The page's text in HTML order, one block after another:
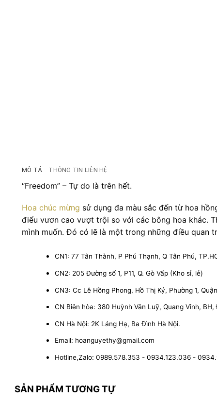
MÔ TẢ THÔNG TIN LIÊN HỆ
“Freedom” – Tự do là trên hết.
Hoa chúc mừng sử dụng đa màu sắc đến từ hoa
điểu vươn cao vượt trội so với các bông hoa khác.
mình muốn. Đó có lẽ là một trong những điều quan
CN1: 77 Tân Thành, P Phú Thạnh, Q Tân Phú,
CN2: 205 Đường số 1, P11, Q. Gò Vấp (Kho sỉ, lẻ)
CN3: Cc Lê Hồng Phong, Hồ Thị Kỷ, Phường 1,
CN Biên hòa: 380 Huỳnh Văn Luỹ, Quang Vinh, BH,
CN Hà Nội: 2K Láng Hạ, Ba Đình Hà Nội.
Email: hoanguyethy@gmail.com
Hotline,Zalo: 0989.578.353 - 0934.123.036 -
SẢN PHẨM TƯƠNG TỰ